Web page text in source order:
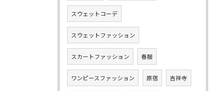
スウェットコーデ
スウェットファッション
スカートファッション 春服
ワンピースファッション 原宿 吉祥寺